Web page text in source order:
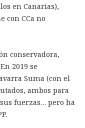
en Canarias),
con CCa no
conservadora,
2019 se
Suma (con el
ambos para
fuerzas… pero ha